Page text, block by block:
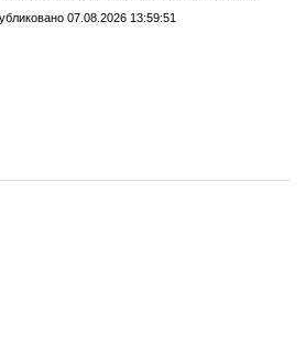
07.08.2026 13:59:51